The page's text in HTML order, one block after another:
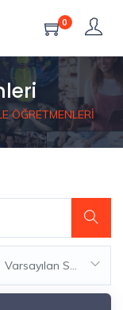
0
ÖĞRETMENLERI
Varsayılan Sıralama